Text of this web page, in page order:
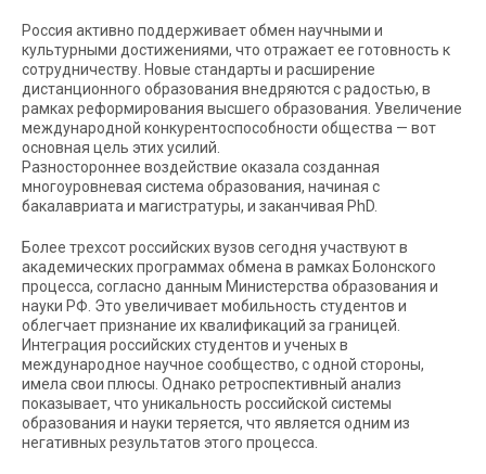
Россия активно поддерживает обмен научными и
культурными достижениями, что отражает ее готовность к
сотрудничеству. Новые стандарты и расширение
дистанционного образования внедряются с радостью, в
рамках реформирования высшего образования. Увеличение
международной конкурентоспособности общества — вот
основная цель этих усилий.
Разностороннее воздействие оказала созданная
многоуровневая система образования, начиная с
бакалавриата и магистратуры, и заканчивая PhD.
Более трехсот российских вузов сегодня участвуют в
академических программах обмена в рамках Болонского
процесса, согласно данным Министерства образования и
науки РФ. Это увеличивает мобильность студентов и
облегчает признание их квалификаций за границей.
Интеграция российских студентов и ученых в
международное научное сообщество, с одной стороны,
имела свои плюсы. Однако ретроспективный анализ
показывает, что уникальность российской системы
образования и науки теряется, что является одним из
негативных результатов этого процесса.